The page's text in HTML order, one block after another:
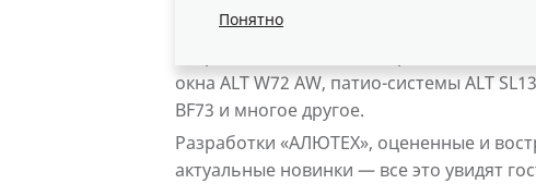
Понятно
В числе новинок компании — система
двери ALT W72 HD с интеграцией
окна ALT W72 AW, патио-системы ALT
BF73 и многое другое.
Разработки «АЛЮТЕХ», оцененные и
актуальные новинки — все это увидят